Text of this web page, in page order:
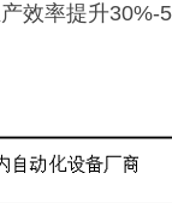
效率提升